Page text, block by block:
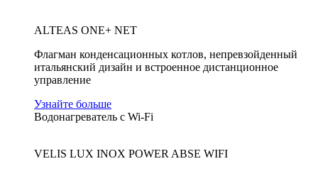
ALTEAS ONE+ NET
Флагман конденсационных котлов, непревзойденный
итальянский дизайн и встроенное дистанционное
управление
Узнайте больше
Водонагреватель с Wi-Fi
VELIS LUX INOX POWER ABSE WIFI